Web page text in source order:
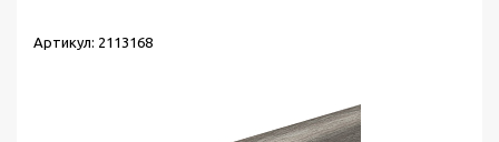
Артикул: 2113168